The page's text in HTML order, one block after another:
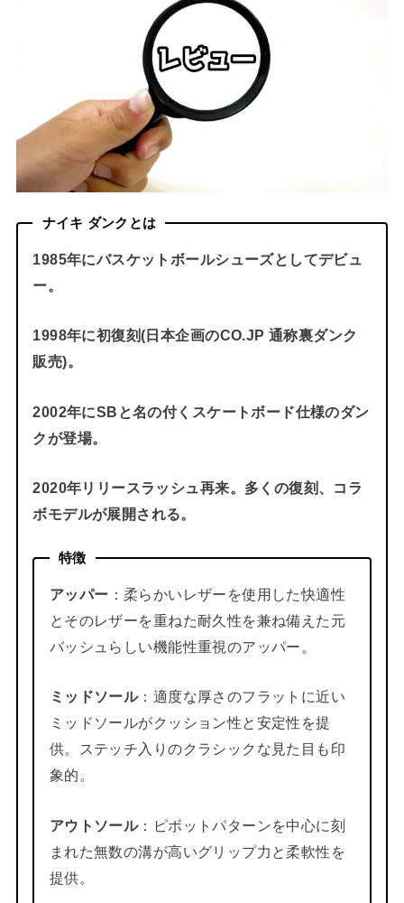
ナイキ ダンクとは
1985年にバスケットボールシューズとしてデビュ
ー。
1998年に初復刻(日本企画のCO.JP 通称裏ダンク
販売)。
2002年にSBと名の付くスケートボード仕様のダン
クが登場。
2020年リリースラッシュ再来。多くの復刻、コラ
ボモデルが展開される。
特徴
アッパー ：柔らかいレザーを使用した快適性
とそのレザーを重ねた耐久性を兼ね備えた元
バッシュらしい機能性重視のアッパー。
ミッドソール：適度な厚さのフラットに近い
ミッドソールがクッション性と安定性を提
供。ステッチ入りのクラシックな見た目も印
象的。
アウトソール：ピボットパターンを中心に刻
まれた無数の溝が高いグリップ力と柔軟性を
提供。